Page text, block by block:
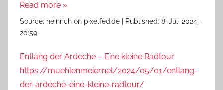
Read more »
Source: heinrich on pixelfed.de Published: 8. Juli 2024 -
20:59
Entlang der Ardeche – Eine kleine Radtour
https://muehlenmeier.net/2024/05/01/entlang-
der-ardeche-eine-kleine-radtour/